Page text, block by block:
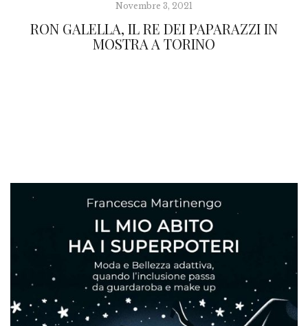
Novembre 3, 2021
RON GALELLA, IL RE DEI PAPARAZZI IN
MOSTRA A TORINO